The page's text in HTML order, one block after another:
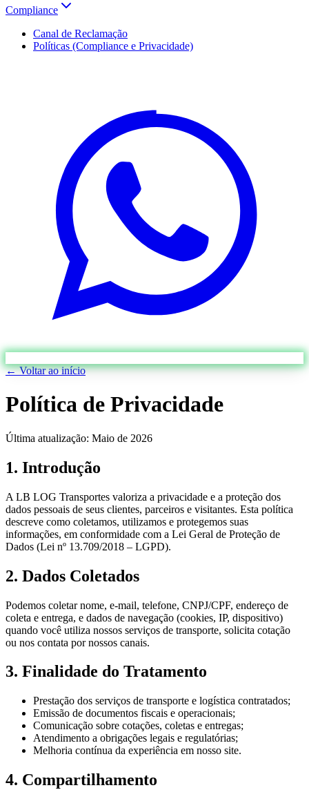
Compliance
Canal de Reclamação
Políticas (Compliance e Privacidade)
← Voltar ao início
Política de Privacidade
Última atualização: Maio de 2026
1. Introdução
A LB LOG Transportes valoriza a privacidade e a proteção dos
dados pessoais de seus clientes, parceiros e visitantes. Esta política
descreve como coletamos, utilizamos e protegemos suas
informações, em conformidade com a Lei Geral de Proteção de
Dados (Lei nº 13.709/2018 – LGPD).
2. Dados Coletados
Podemos coletar nome, e-mail, telefone, CNPJ/CPF, endereço de
coleta e entrega, e dados de navegação (cookies, IP, dispositivo)
quando você utiliza nossos serviços de transporte, solicita cotação
ou nos contata por nossos canais.
3. Finalidade do Tratamento
Prestação dos serviços de transporte e logística contratados;
Emissão de documentos fiscais e operacionais;
Comunicação sobre cotações, coletas e entregas;
Atendimento a obrigações legais e regulatórias;
Melhoria contínua da experiência em nosso site.
4. Compartilhamento